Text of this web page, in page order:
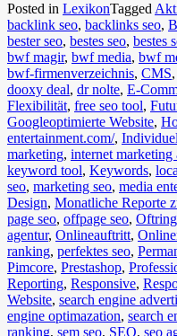
Posted in LexikonTagged
backlink seo, backlinks seo,
bester seo, bestes seo, bestes
bwf magir, bwf media, bwf
bwf-firmenverzeichnis, CMS,
dooxy deal, dr nolte, E-
Flexibilität, free seo tool,
Googleoptimierte Website,
entertainment.com/,
marketing, internet marketing
keyword tool, Keywords,
seo, marketing seo, media
Design, Monatliche Reporte
page seo, offpage seo,
agentur, Onlineauftritt,
ranking, perfektes seo,
Pimcore, Prestashop,
Reporting, Responsive,
Website, search engine
engine optimazation, search
ranking, sem seo, SEO, seo